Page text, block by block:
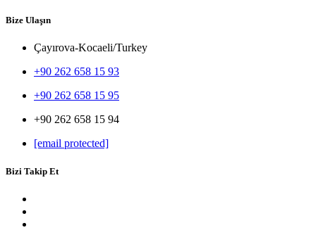
Bize Ulaşın
Çayırova-Kocaeli/Turkey
+90 262 658 15 93
+90 262 658 15 95
+90 262 658 15 94
[email protected]
Bizi Takip Et